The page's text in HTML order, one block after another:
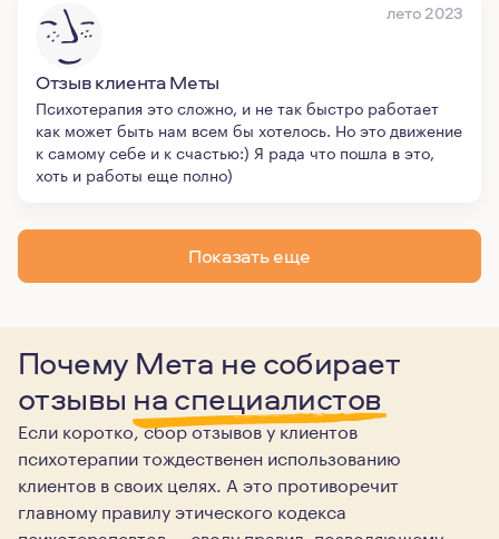
лето 2023
Отзыв клиента Меты
Психотерапия это сложно, и не так быстро работает
как может быть нам всем бы хотелось. Но это движение
к самому себе и к счастью:) Я рада что пошла в это,
хоть и работы еще полно)
Показать еще
Почему Мета не собирает
отзывы на специалистов
Если коротко, сбор отзывов у клиентов
психотерапии тождественен использованию
клиентов в своих целях. А это противоречит
главному правилу этического кодекса